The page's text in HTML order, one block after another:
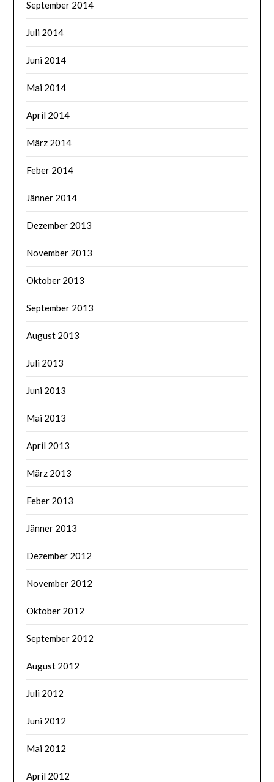
September 2014
Juli 2014
Juni 2014
Mai 2014
April 2014
März 2014
Feber 2014
Jänner 2014
Dezember 2013
November 2013
Oktober 2013
September 2013
August 2013
Juli 2013
Juni 2013
Mai 2013
April 2013
März 2013
Feber 2013
Jänner 2013
Dezember 2012
November 2012
Oktober 2012
September 2012
August 2012
Juli 2012
Juni 2012
Mai 2012
April 2012